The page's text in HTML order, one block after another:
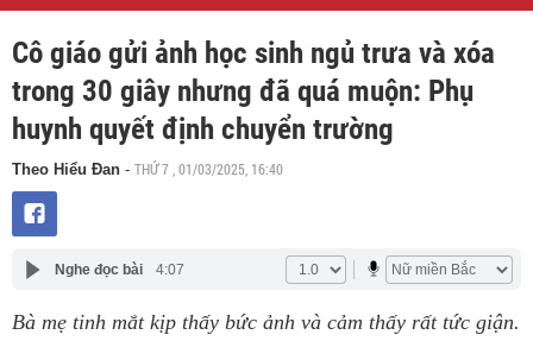
Cô giáo gửi ảnh học sinh ngủ trưa và xóa
trong 30 giây nhưng đã quá muộn: Phụ
huynh quyết định chuyển trường
Theo Hiểu Đan - THỨ 7 , 01/03/2025, 16:40
Nghe đọc bài 4:07
Bà mẹ tinh mắt kịp thấy bức ảnh và cảm thấy rất tức giận.